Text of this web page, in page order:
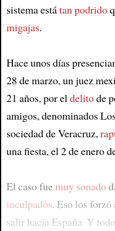
Article
sistema estátan podrido
migajas.
Hace unos días
28 de marzo, un juez
21 años, por eldelitode
amigos, denominados
sociedad de Veracruz,
una fiesta, el 2 de enero
El caso fuemuy sonado
inculpados. Eso los forzó
salir hacia España. Y